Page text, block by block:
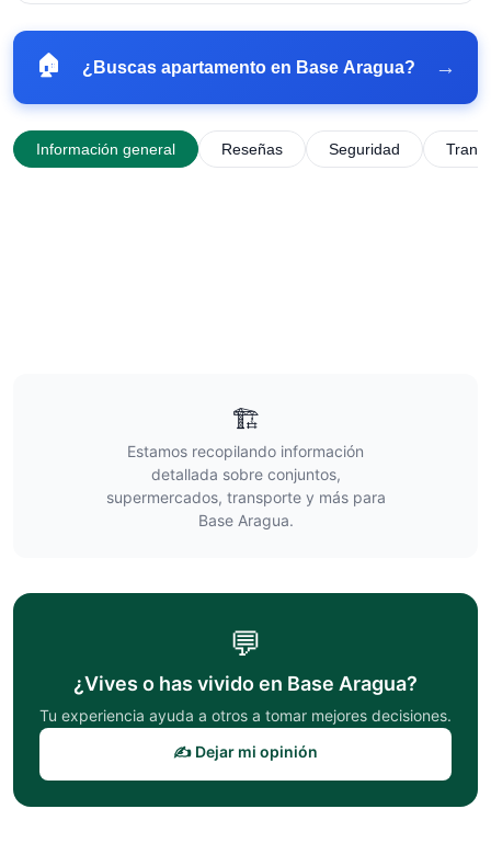
🏠 ¿Buscas apartamento en Base Aragua? →
Información general Reseñas Seguridad
🏗️
Estamos recopilando información
detallada sobre conjuntos,
supermercados, transporte y más para
Base Aragua.
💬
¿Vives o has vivido en Base Aragua?
Tu experiencia ayuda a otros a tomar mejores decisiones.
✍️ Dejar mi opinión